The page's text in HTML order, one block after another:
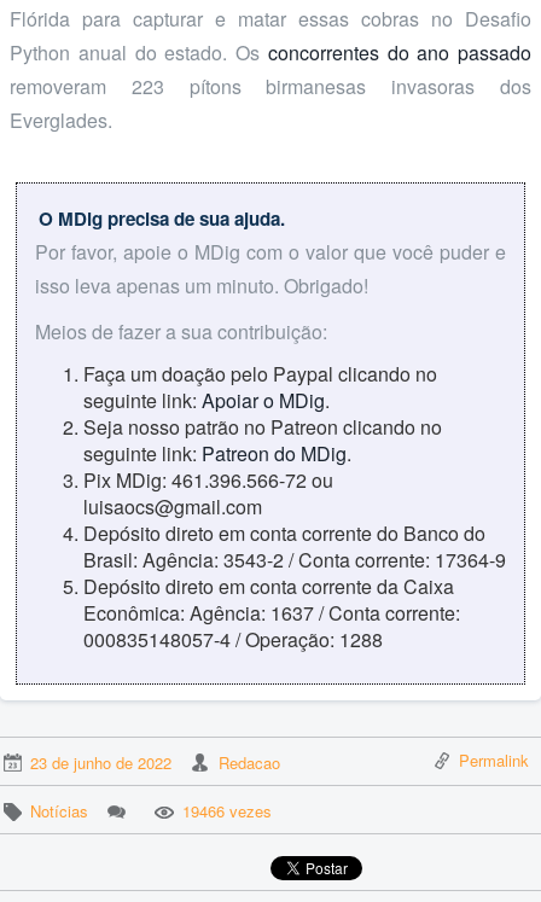
Flórida para capturar e matar essas cobras no Desafio
Python anual do estado. Os concorrentes do ano passado
removeram 223 pítons birmanesas invasoras dos
Everglades.
O MDig precisa de sua ajuda.
Por favor, apoie o MDig com o valor que você puder e
isso leva apenas um minuto. Obrigado!
Meios de fazer a sua contribuição:
Faça um doação pelo Paypal clicando no
seguinte link: Apoiar o MDig.
Seja nosso patrão no Patreon clicando no
seguinte link: Patreon do MDig.
Pix MDig: 461.396.566-72 ou
luisaocs@gmail.com
Depósito direto em conta corrente do Banco do
Brasil: Agência: 3543-2 / Conta corrente: 17364-9
Depósito direto em conta corrente da Caixa
Econômica: Agência: 1637 / Conta corrente:
000835148057-4 / Operação: 1288
23 de junho de 2022 Redacao Permalink
Notícias 19466 vezes